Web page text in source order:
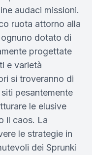
audaci missioni.
ruota attorno alla
dotato di
progettate
e varietà
si troveranno di
pesantemente
le elusive
il caos. La
le strategie in
dei Sprunki